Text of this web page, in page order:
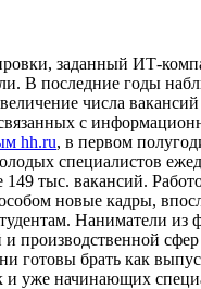
заданный ИТ-
В последние годы
числа
с
hh.ru, в первом
специалистов
149 тыс. вакансий.
новые кадры,
Наниматели из
производственной
готовы брать как
и уже начинающих